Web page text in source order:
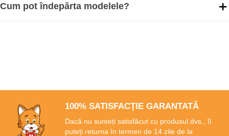
Cum pot îndepărta modelele?
100% SATISFACȚIE GARANTATĂ
Dacă nu sunteți satisfăcut cu produsul dvs., îl
puteți returna în termen de 14 zile de la